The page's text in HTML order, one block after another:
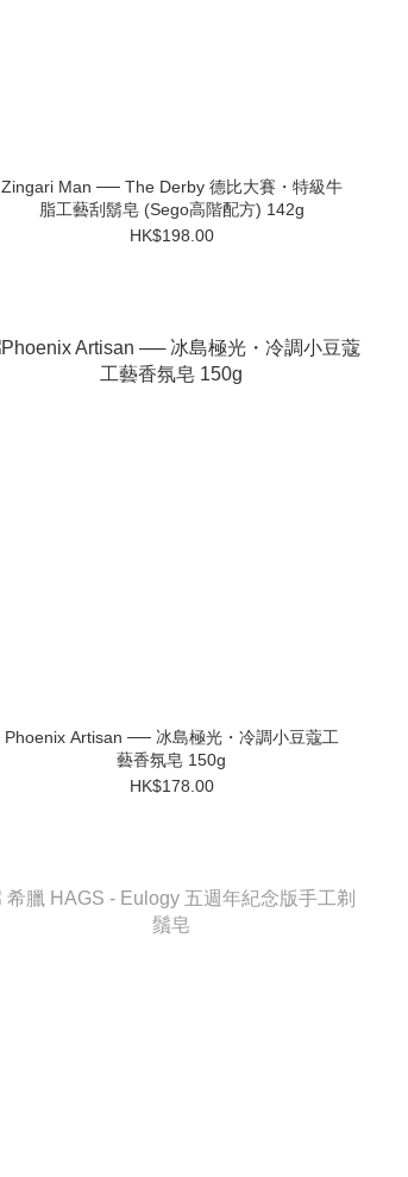
Zingari Man ── The Derby 德比大賽・特級牛
脂工藝刮鬍皂 (Sego高階配方) 142g
HK$198.00
Phoenix Artisan ── 冰島極光・冷調小豆蔻工
藝香氛皂 150g
HK$178.00